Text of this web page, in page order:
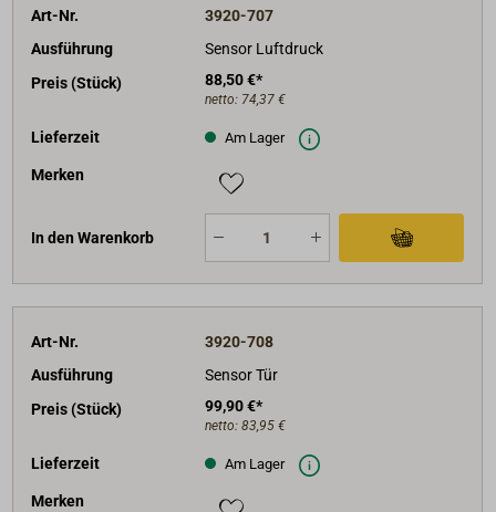
Art-Nr.
3920-707
Ausführung
Sensor Luftdruck
Preis (Stück)
88,50 €*
netto: 74,37 €
Lieferzeit Am Lager
Merken
In den Warenkorb
Art-Nr.
3920-708
Ausführung
Sensor Tür
Preis (Stück)
99,90 €*
netto: 83,95 €
Lieferzeit Am Lager
Merken